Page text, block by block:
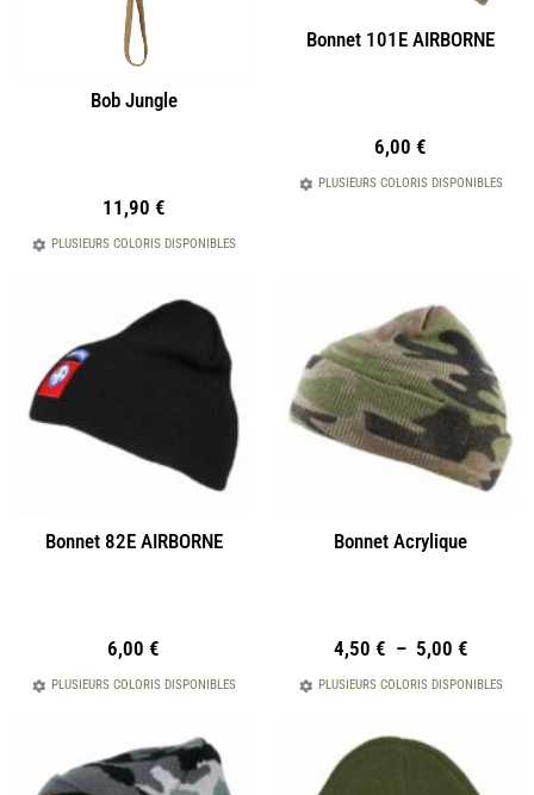
Bob Jungle
11,90 €
PLUSIEURS COLORIS DISPONIBLES
Bonnet 101E AIRBORNE
6,00 €
PLUSIEURS COLORIS DISPONIBLES
Bonnet 82E AIRBORNE
6,00 €
PLUSIEURS COLORIS DISPONIBLES
Bonnet Acrylique
4,50 € – 5,00 €
PLUSIEURS COLORIS DISPONIBLES